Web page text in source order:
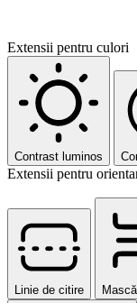
Extensii pentru culori
Contrast luminos
Extensii pentru
Linie de citire